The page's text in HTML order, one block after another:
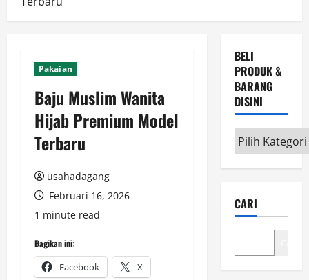
Pakaian
Baju Muslim Wanita
Hijab Premium Model
Terbaru
usahadagang
Februari 16, 2026
1 minute read
Bagikan ini:
Facebook X
BELI
PRODUK &
BARANG
DISINI
Beli
Produk
&
disini
CARI